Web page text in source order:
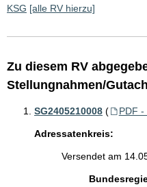
KSG [alle RV hierzu]
Zu diesem RV
Stellungnahmen/
SG2405210008 ( PDF -
Adressatenkreis:
Versendet am